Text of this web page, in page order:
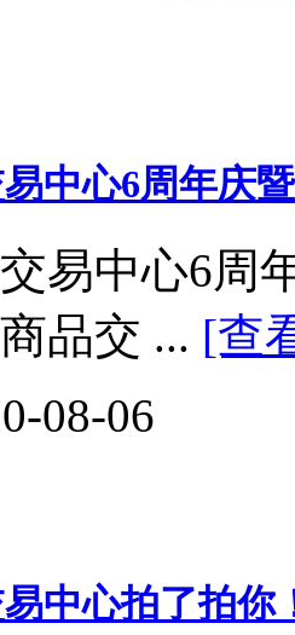
中心6周年庆
易中心6周
品交 ... [查
08-06
中心拍了拍你